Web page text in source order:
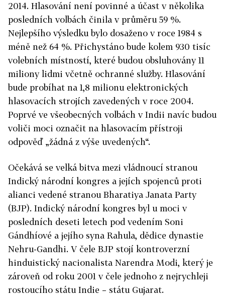
2014. Hlasování není povinné a účast v několika
posledních volbách činila v průměru 59 %.
Nejlepšího výsledku bylo dosaženo v roce 1984 s
méně než 64 %. Přichystáno bude kolem 930 tisíc
volebních místností, které budou obsluhovány 11
miliony lidmi včetně ochranné služby. Hlasování
bude probíhat na 1,8 milionu elektronických
hlasovacích strojích zavedených v roce 2004.
Poprvé ve všeobecných volbách v Indii navíc budou
voliči moci označit na hlasovacím přístroji
odpověď „žádná z výše uvedených“.
Očekává se velká bitva mezi vládnoucí stranou
Indický národní kongres a jejích spojenců proti
alianci vedené stranou Bharatiya Janata Party
(BJP). Indický národní kongres byl u moci v
posledních deseti letech pod vedením Soni
Gándhíové a jejího syna Rahula, dědice dynastie
Nehru-Gandhi. V čele BJP stojí kontroverzní
hinduistický nacionalista Narendra Modi, který je
zároveň od roku 2001 v čele jednoho z nejrychleji
rostoucího státu Indie – státu Gujarat.